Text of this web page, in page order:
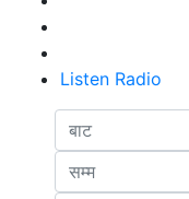
Listen Radio